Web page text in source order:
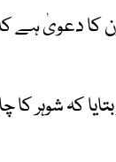
کا دعویٰ ہے
کہ شوہر کا